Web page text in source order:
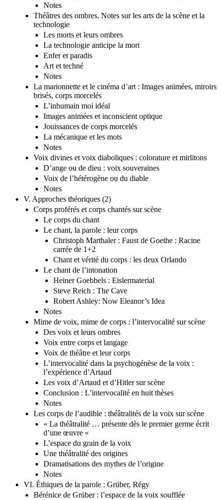
Notes
Théâtres des ombres. Notes sur les arts de la scène et la
technologie
Les morts et leurs ombres
La technologie anticipe la mort
Enfer et paradis
Art et techné
Notes
La marionnette et le cinéma d’art : Images animées, miroirs
brisés, corps morcelés
L’inhumain moi idéal
Images animées et inconscient optique
Jouissances de corps morcelés
La mécanique et les mots
Notes
Voix divines et voix diaboliques : colorature et mirlitons
D’ange ou de dieu : voix souveraines
Voix de l’hétérogène ou du diable
Notes
V. Approches théoriques (2)
Corps proférés et corps chantés sur scène
Le corps du chant
Le chant, la parole : leur corps
Christoph Marthaler : Faust de Goethe : Racine
carrée de 1+2
Chant et vérité du corps : les deux Orlando
Le chant de l’intonation
Heiner Goebbels : Eislermaterial
Steve Reich : The Cave
Robert Ashley: Now Eleanor’s Idea
Notes
Mime de voix, mime de corps : l’intervocalité sur scène
Des voix et leurs ombres
Voix entre corps et langage
Voix de théâtre et leur corps
L’intervocalité dans la psychogénèse de la voix :
l’expérience d’Artaud
Les voix d’Artaud et d’Hitler sur scène
Conclusion : L’intervocalité en huit thèses
Notes
Les corps de l’audible : théâtralités de la voix sur scène
« La théâtralité … présente dès le premier germe écrit
d’une œuvre »
L’espace du grain de la voix
Une théâtralité des origines
Dramatisations des mythes de l’origine
Notes
VI. Éthiques de la parole : Grüber, Régy
Bérénice de Grüber : l’espace de la voix soufflée